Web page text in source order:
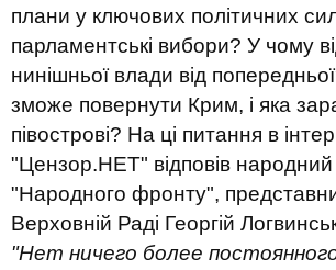
плани у ключових політичних
парламентські вибори? У чому
нинішньої влади від
зможе повернути Крим, і яка
півострові? На ці питання в
"Цензор.НЕТ" відповів народний
"Народного фронту",
Верховній Раді Георгій
"Нет ничего более